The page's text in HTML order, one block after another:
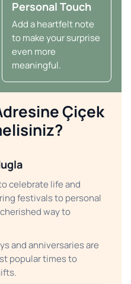
Personal Touch
Add a heartfelt note
to make your surprise
even more
meaningful.
Çiçek
celebrate life and
festivals to personal
way to
and anniversaries are
popular times to